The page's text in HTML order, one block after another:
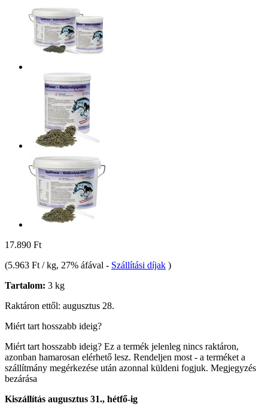
17.890 Ft
(5.963 Ft / kg, 27% áfával - Szállítási díjak )
Tartalom: 3 kg
Raktáron ettől: augusztus 28.
Miért tart hosszabb ideig?
Miért tart hosszabb ideig? Ez a termék jelenleg nincs raktáron,
azonban hamarosan elérhető lesz. Rendeljen most - a terméket a
szállítmány megérkezése után azonnal küldeni fogjuk. Megjegyzés
bezárása
Kiszállítás augusztus 31., hétfő-ig